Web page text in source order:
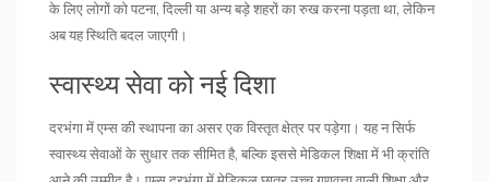
के लिए लोगों को पटना, दिल्ली या अन्य बड़े शहरों का रुख करना पड़ता था, लेकिन
अब यह स्थिति बदल जाएगी।
स्वास्थ्य सेवा को नई दिशा
दरभंगा में एम्स की स्थापना का असर एक विस्तृत क्षेत्र पर पड़ेगा। यह न सिर्फ
स्वास्थ्य सेवाओं के सुधार तक सीमित है, बल्कि इससे मेडिकल शिक्षा में भी क्रांति